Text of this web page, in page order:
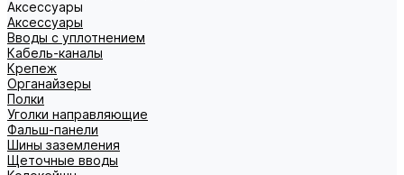
Аксессуары
Аксессуары
Вводы с уплотнением
Кабель-каналы
Крепеж
Органайзеры
Полки
Уголки направляющие
Фальш-панели
Шины заземления
Щеточные вводы